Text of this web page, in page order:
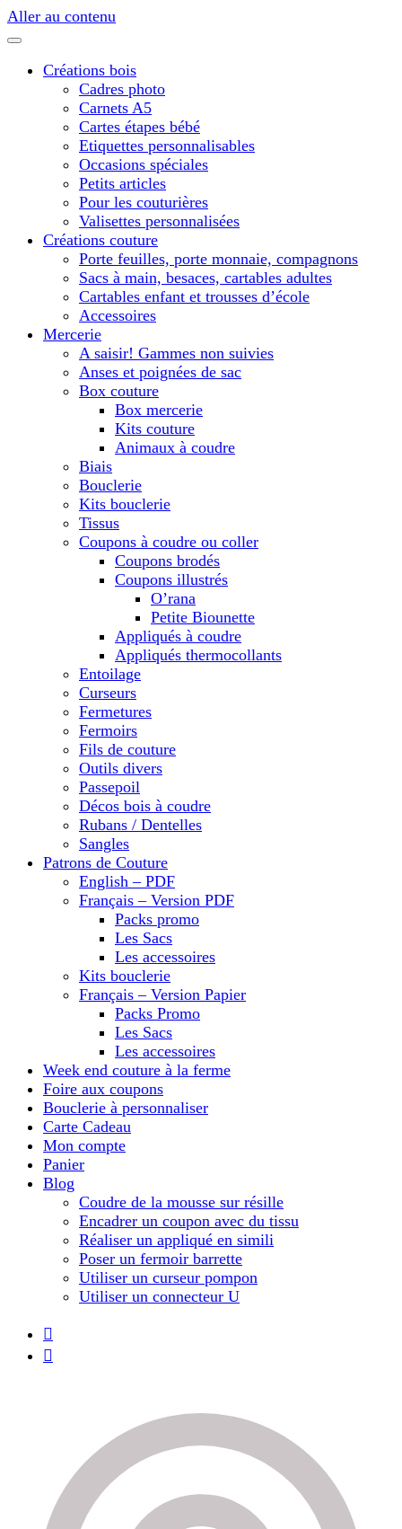
Aller au contenu
Créations bois
Cadres photo
Carnets A5
Cartes étapes bébé
Etiquettes personnalisables
Occasions spéciales
Petits articles
Pour les couturières
Valisettes personnalisées
Créations couture
Porte feuilles, porte monnaie, compagnons
Sacs à main, besaces, cartables adultes
Cartables enfant et trousses d’école
Accessoires
Mercerie
A saisir! Gammes non suivies
Anses et poignées de sac
Box couture
Box mercerie
Kits couture
Animaux à coudre
Biais
Bouclerie
Kits bouclerie
Tissus
Coupons à coudre ou coller
Coupons brodés
Coupons illustrés
O’rana
Petite Biounette
Appliqués à coudre
Appliqués thermocollants
Entoilage
Curseurs
Fermetures
Fermoirs
Fils de couture
Outils divers
Passepoil
Décos bois à coudre
Rubans / Dentelles
Sangles
Patrons de Couture
English – PDF
Français – Version PDF
Packs promo
Les Sacs
Les accessoires
Kits bouclerie
Français – Version Papier
Packs Promo
Les Sacs
Les accessoires
Week end couture à la ferme
Foire aux coupons
Bouclerie à personnaliser
Carte Cadeau
Mon compte
Panier
Blog
Coudre de la mousse sur résille
Encadrer un coupon avec du tissu
Réaliser un appliqué en simili
Poser un fermoir barrette
Utiliser un curseur pompon
Utiliser un connecteur U